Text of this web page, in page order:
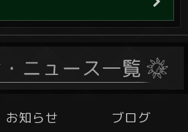
お知らせ ブログ